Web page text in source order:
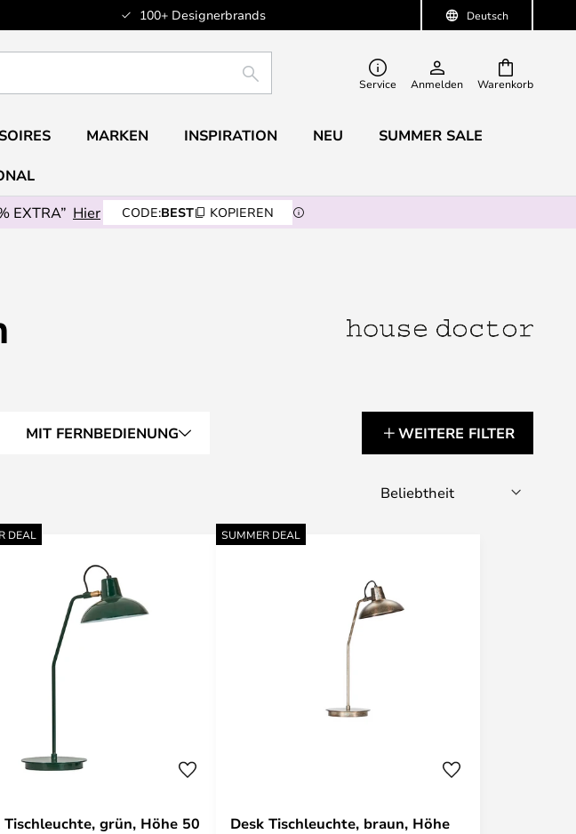
Deutsch
100+ Designerbrands
Warenkorb
SUCHE Service Anmelden
MARKEN INSPIRATION NEU SUMMER SALE
EXTRA” Hier CODE:BEST KOPIEREN
MIT FERNBEDIENUNG WEITERE FILTER
DEAL
Tischleuchte, grün, Höhe 50
SUMMER DEAL
Desk Tischleuchte, braun, Höhe